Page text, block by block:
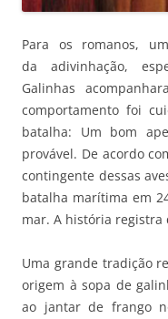
Para os romanos,
da adivinhação,
Galinhas
comportamento foi
batalha: Um bom
provável. De acordo
contingente dessas
batalha marítima em
mar. A história
Uma grande tradição
origem à sopa de
ao jantar de frango